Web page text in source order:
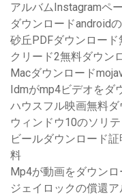
アルバムInstagramペ
ダウンロードandroid
砂丘PDFダウンロード
クリード2無料ダウン
Macダウンロード
Idmがmp4ビデオをダ
ハウスフル映画無料ダ
ウィンドウ10のソリ
ビールダウンロード
料
Mp4が動画をダウン
ジェイロックの償還